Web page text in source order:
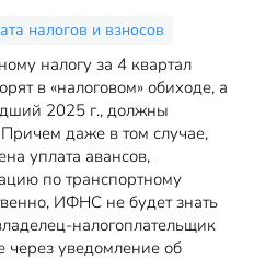
налогов и взносов
налогу за 4 квартал
в «налоговом» обиходе, а
2025 г., должны
даже в том случае,
уплата авансов,
по транспортному
ИФНС не будет знать
налогоплательщик
уведомление об